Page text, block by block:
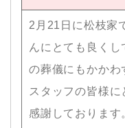
2月21日に松枝家
んにとても良く
の葬儀にもかかわ
スタッフの皆様に
感謝しております